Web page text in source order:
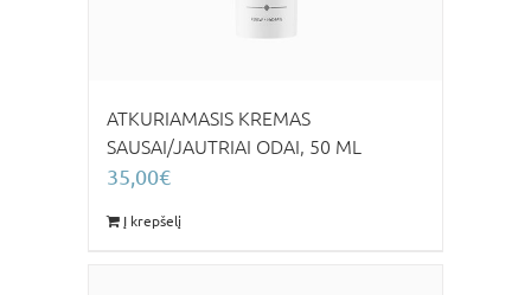
ATKURIAMASIS KREMAS
SAUSAI/JAUTRIAI ODAI, 50 ML
35,00€
Į krepšelį